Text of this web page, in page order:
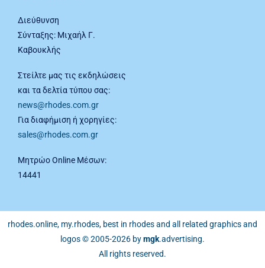
Διεύθυνση
Σύνταξης: Μιχαήλ Γ.
Καβουκλής
Στείλτε μας τις εκδηλώσεις
και τα δελτία τύπου σας:
news@rhodes.com.gr
Για διαφήμιση ή χορηγίες:
sales@rhodes.com.gr
Μητρώο Online Μέσων:
14441
rhodes.online, my.rhodes, best in rhodes and all related graphics and
logos © 2005-2026 bymgk.advertising.
All rights reserved.